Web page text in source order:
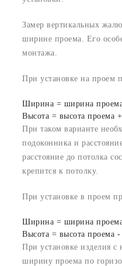
Замер вертикальных
ширине проема. Его
монтажа.
При установке на проем
Ширина = ширина
Высота = высота проема
При таком варианте
подоконника и
расстояние до потолка
крепится к потолку.
При установке в проем
Ширина = ширина
Высота = высота проема -
При установке изделия с
ширину проема по